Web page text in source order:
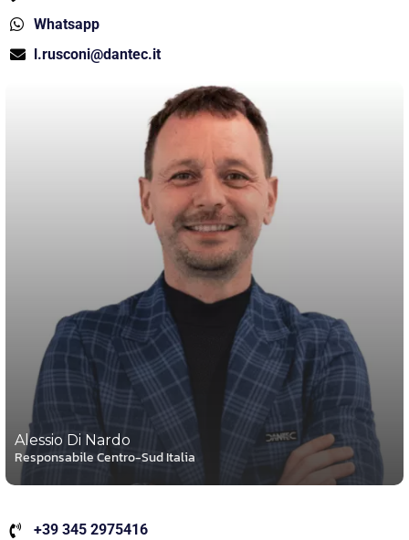
Whatsapp
l.rusconi@dantec.it
Alessio Di Nardo
Responsabile Centro-Sud Italia
+39 345 2975416